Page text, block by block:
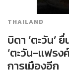
THAILAND
บิดา ‘ตะวัน’
‘ตะวัน-แฟรง
การเมืองอีก